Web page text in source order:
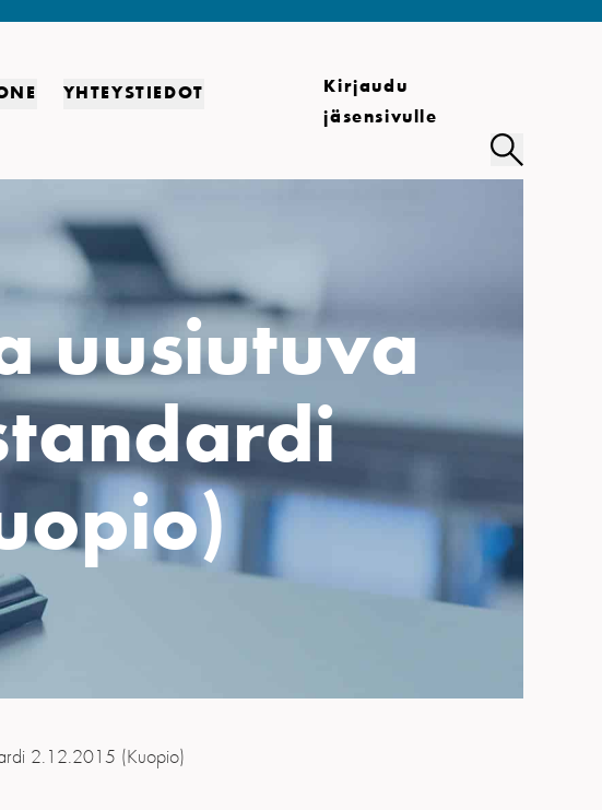
YHTEYSTIEDOT
Kirjaudu
jäsensivulle
uusiutuva
2.12.2015 (Kuopio)